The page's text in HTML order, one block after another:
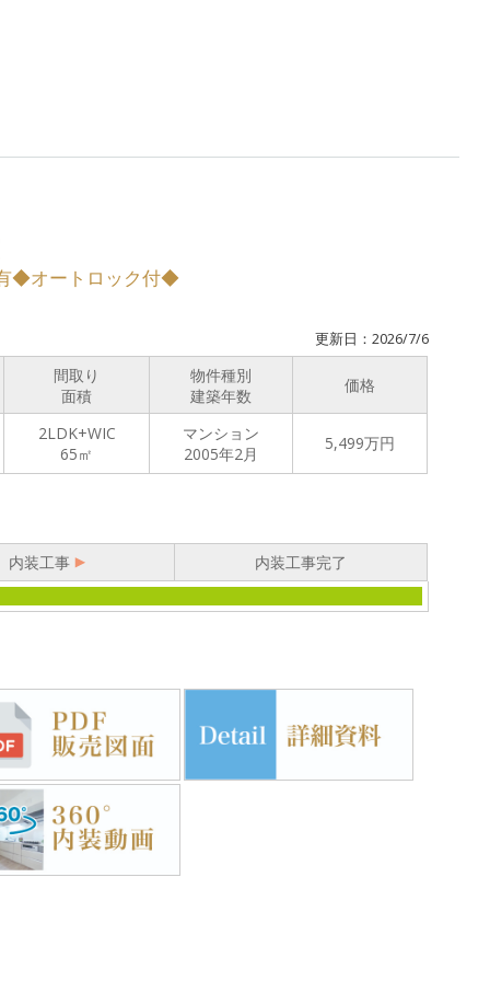
◆オートロック付◆
更新日：2026/7/6
間取り
面積
物件種別
建築年数
価格
2LDK+WIC
65㎡
マンション
2005年2月
5,499万円
内装工事 内装工事完了